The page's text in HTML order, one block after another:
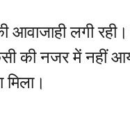
आवाजाही लगी
की नजर में नहीं